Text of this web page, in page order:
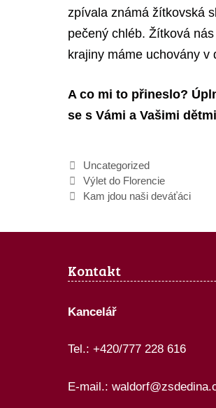
zpívala známá žítkovská
pečený chléb. Žítková
krajiny máme uchovány v
A co mi to přineslo?
se s Vámi a Vašimi
Rubriky
Uncategorized
Výlet do Florencie
Kam jdou naši deváťáci
Kontakt
Kancelář
Tel.: +420/777 228 616
E-mail.: